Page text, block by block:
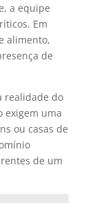
a equipe
Em
alimento,
de
realidade do
exigem uma
ou casas de
de um